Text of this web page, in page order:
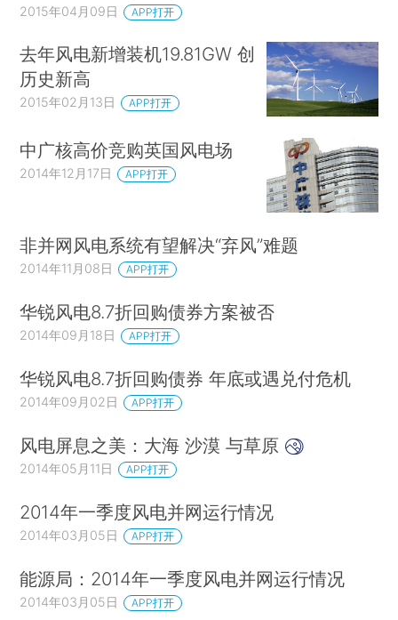
2015年04月09日 APP打开
去年风电新增装机19.81GW 创
历史新高
2015年02月13日 APP打开
中广核高价竞购英国风电场
2014年12月17日 APP打开
非并网风电系统有望解决“弃风”难题
2014年11月08日 APP打开
华锐风电8.7折回购债券方案被否
2014年09月18日 APP打开
华锐风电8.7折回购债券 年底或遇兑付危机
2014年09月02日 APP打开
风电屏息之美：大海 沙漠 与草原
2014年05月11日 APP打开
2014年一季度风电并网运行情况
2014年03月05日 APP打开
能源局：2014年一季度风电并网运行情况
2014年03月05日 APP打开